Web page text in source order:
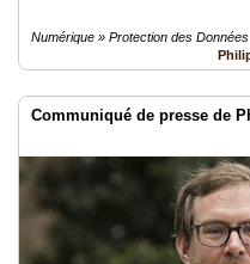
Numérique » Protection des Données
Communiqué de presse de